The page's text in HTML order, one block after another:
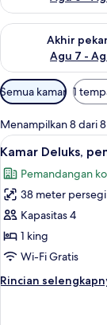
Akhir
Agu 7 -
Periksa
Filter
tersedia
untuk
kamar
Semua kamar 1
Menampilkan 8 dari
Lihat
semua
foto
untuk
Kamar
Deluks,
pemandangan
(Private
11
Kamar Deluks,
Pemandangan
38 meter persegi
Kapasitas 4
1 king
Wi-Fi Gratis
Rincian
Rincian